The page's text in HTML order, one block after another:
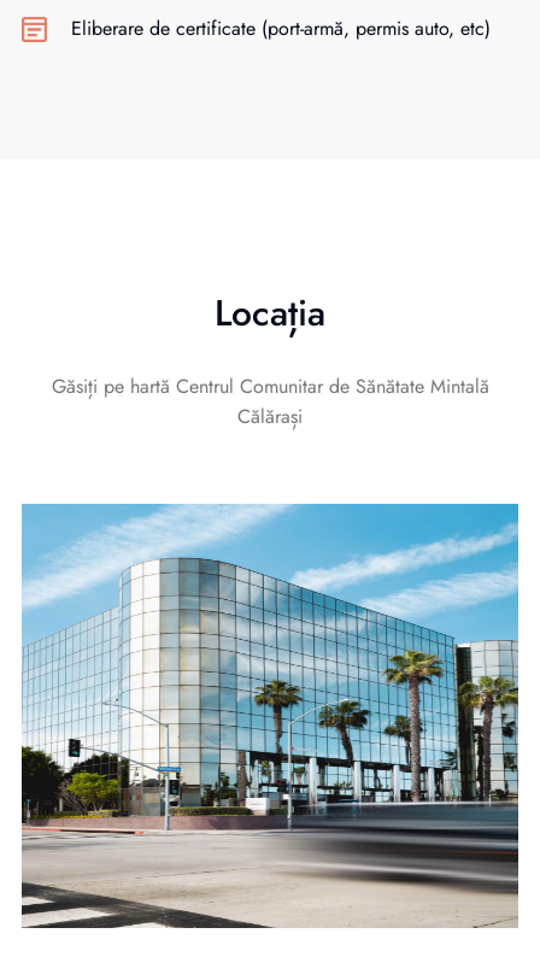
Eliberare de certificate (port-armă, permis auto, etc)
Locația
Găsiți pe hartă Centrul Comunitar de Sănătate Mintală
Călărași